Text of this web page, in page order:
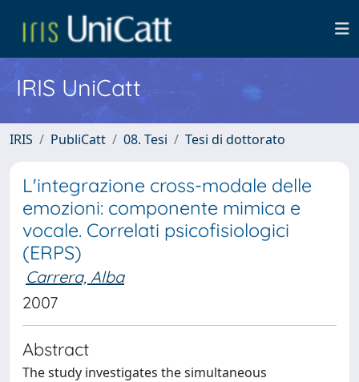
IRIS UniCatt
IRIS PubliCatt 08. Tesi Tesi di dottorato
L'integrazione cross-modale delle
emozioni: componente mimica e
vocale. Correlati psicofisiologici
(ERPS)
Carrera, Alba
2007
Abstract
The study investigates the simultaneous